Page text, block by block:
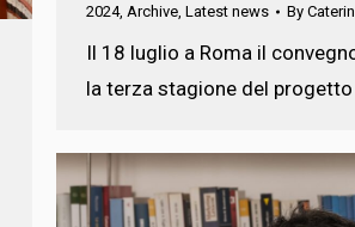
2024, Archive Latest news By
Il 18 luglio a Roma il
la terza stagione del